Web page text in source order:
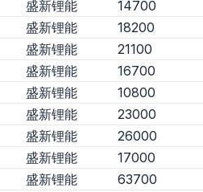
盛新锂能 14700
盛新锂能 18200
盛新锂能 21100
盛新锂能 16700
盛新锂能 10800
盛新锂能 23000
盛新锂能 26000
盛新锂能 17000
盛新锂能 63700